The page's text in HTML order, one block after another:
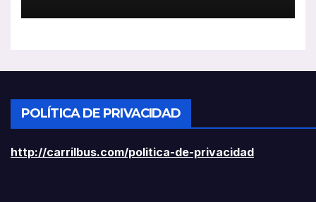
ligeros
POLÍTICA DE PRIVACIDAD
http://carrilbus.com/politica-de-privacidad